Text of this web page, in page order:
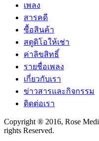
เพลง
สารคดี
ซื้อสินค้า
สตูดิโอให้เช่า
ค่าลิขสิทธิ์
รายชื่อเพลง
เกี่ยวกับเรา
ข่าวสารและกิจกรรม
ติดต่อเรา
Copyright ® 2016, Rose
rights Reserved.